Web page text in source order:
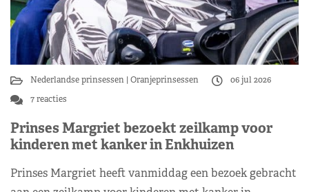
Nederlandse prinsessen Oranjeprinsessen
06 jul 2026
7 reacties
Prinses Margriet bezoekt zeilkamp voor
kinderen met kanker in Enkhuizen
Prinses Margriet heeft vanmiddag een bezoek gebracht